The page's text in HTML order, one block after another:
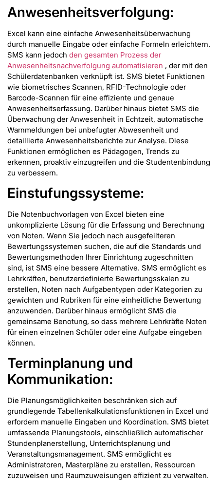
Anwesenheitsverfolgung:
Excel kann eine einfache Anwesenheitsüberwachung
durch manuelle Eingabe oder einfache Formeln erleichtern.
SMS kann jedoch den gesamten Prozess der
Anwesenheitsnachverfolgung automatisieren , der mit den
Schülerdatenbanken verknüpft ist. SMS bietet Funktionen
wie biometrisches Scannen, RFID-Technologie oder
Barcode-Scannen für eine effiziente und genaue
Anwesenheitserfassung. Darüber hinaus bietet SMS die
Überwachung der Anwesenheit in Echtzeit, automatische
Warnmeldungen bei unbefugter Abwesenheit und
detaillierte Anwesenheitsberichte zur Analyse. Diese
Funktionen ermöglichen es Pädagogen, Trends zu
erkennen, proaktiv einzugreifen und die Studentenbindung
zu verbessern.
Einstufungssysteme:
Die Notenbuchvorlagen von Excel bieten eine
unkomplizierte Lösung für die Erfassung und Berechnung
von Noten. Wenn Sie jedoch nach ausgefeilteren
Bewertungssystemen suchen, die auf die Standards und
Bewertungsmethoden Ihrer Einrichtung zugeschnitten
sind, ist SMS eine bessere Alternative. SMS ermöglicht es
Lehrkräften, benutzerdefinierte Bewertungsskalen zu
erstellen, Noten nach Aufgabentypen oder Kategorien zu
gewichten und Rubriken für eine einheitliche Bewertung
anzuwenden. Darüber hinaus ermöglicht SMS die
gemeinsame Benotung, so dass mehrere Lehrkräfte Noten
für einen einzelnen Schüler oder eine Aufgabe eingeben
können.
Terminplanung und
Kommunikation:
Die Planungsmöglichkeiten beschränken sich auf
grundlegende Tabellenkalkulationsfunktionen in Excel und
erfordern manuelle Eingaben und Koordination. SMS bietet
umfassende Planungstools, einschließlich automatischer
Stundenplanerstellung, Unterrichtsplanung und
Veranstaltungsmanagement. SMS ermöglicht es
Administratoren, Masterpläne zu erstellen, Ressourcen
zuzuweisen und Raumzuweisungen effizient zu verwalten.